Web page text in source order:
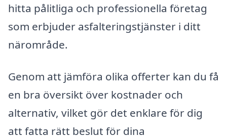
hitta pålitliga och professionella företag
som erbjuder asfalteringstjänster i ditt
närområde.
Genom att jämföra olika offerter kan du få
en bra översikt över kostnader och
alternativ, vilket gör det enklare för dig
att fatta rätt beslut för dina